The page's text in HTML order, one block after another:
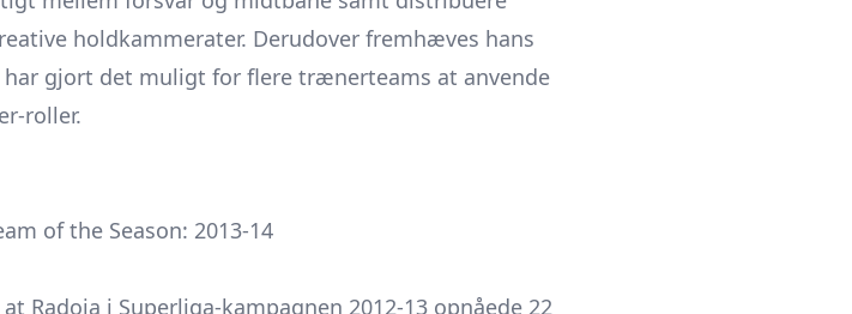
holdkammerater. Derudover fremhæves hans
gjort det muligt for flere trænerteams at anvende
roller.
of the Season: 2013-14
i Superliga-kampagnen 2012-13 opnåede 22